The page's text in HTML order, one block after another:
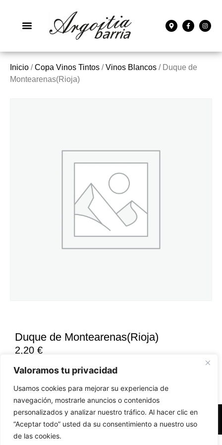
Valoramos tu privacidad
Usamos cookies para mejorar su experiencia de
navegación, mostrarle anuncios o contenidos
personalizados y analizar nuestro tráfico. Al hacer clic en
“Aceptar todo” usted da su consentimiento a nuestro uso
de las cookies.
Inicio /Copa Vinos Tintos /Vinos Blancos / Duque de
Montearenas(Rioja)
Duque de Montearenas(Rioja)
2,20 €
Accesibilidad Aviso Legal Políticas de Cookies